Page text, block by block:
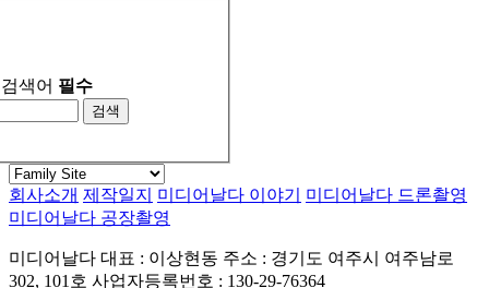
검색어 필수
검색
회사소개 제작일지 미디어날다 이야기
미디어날다 드론촬영
미디어날다 공장촬영
미디어날다 대표 : 이상현동 주소 : 경기도 여주시 여주남로
302, 101호 사업자등록번호 : 130-29-76364